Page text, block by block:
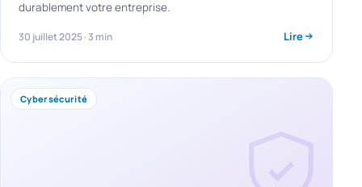
durablement votre entreprise.
30 juillet 2025 · 3 min Lire
Cybersécurité